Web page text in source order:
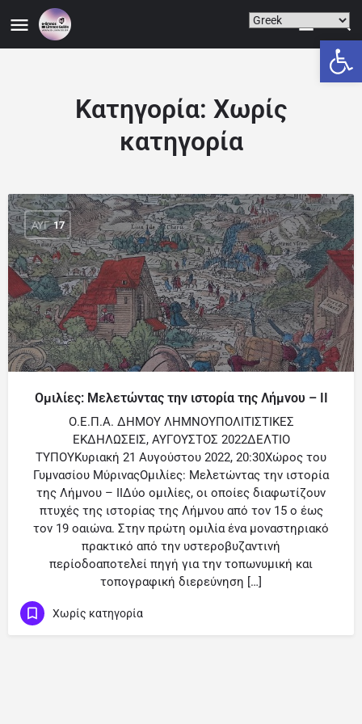
Κατηγορία: Χωρίς
κατηγορία
ΑΥΓ 17
Ομιλίες: Μελετώντας την ιστορία της Λήμνου – ΙΙ
Ο.Ε.Π.Α. ΔΗΜΟΥ ΛΗΜΝΟΥΠΟΛΙΤΙΣΤΙΚΕΣ
ΕΚΔΗΛΩΣΕΙΣ, ΑΥΓΟΥΣΤΟΣ 2022ΔΕΛΤΙΟ
ΤΥΠΟΥΚυριακή 21 Αυγούστου 2022, 20:30Χώρος του
Γυμνασίου ΜύριναςΟμιλίες: Μελετώντας την ιστορία
της Λήμνου – ΙΙΔύο ομιλίες, οι οποίες διαφωτίζουν
πτυχές της ιστορίας της Λήμνου από τον 15 ο έως
τον 19 οαιώνα. Στην πρώτη ομιλία ένα μοναστηριακό
πρακτικό από την υστεροβυζαντινή
περίοδοαποτελεί πηγή για την τοπωνυμική και
τοπογραφική διερεύνηση […]
Χωρίς κατηγορία